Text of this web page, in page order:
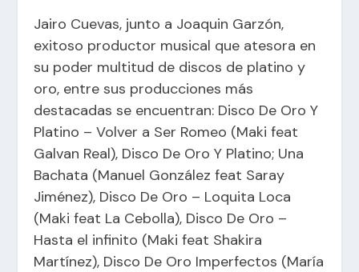
Jairo Cuevas, junto a Joaquin Garzón,
exitoso productor musical que atesora en
su poder multitud de discos de platino y
oro, entre sus producciones más
destacadas se encuentran: Disco De Oro Y
Platino – Volver a Ser Romeo (Maki feat
Galvan Real), Disco De Oro Y Platino; Una
Bachata (Manuel González feat Saray
Jiménez), Disco De Oro – Loquita Loca
(Maki feat La Cebolla), Disco De Oro –
Hasta el infinito (Maki feat Shakira
Martínez), Disco De Oro Imperfectos (María